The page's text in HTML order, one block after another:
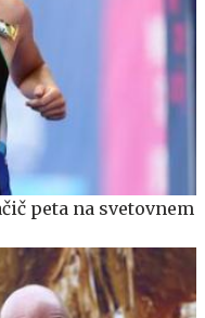
peta na svetovnem